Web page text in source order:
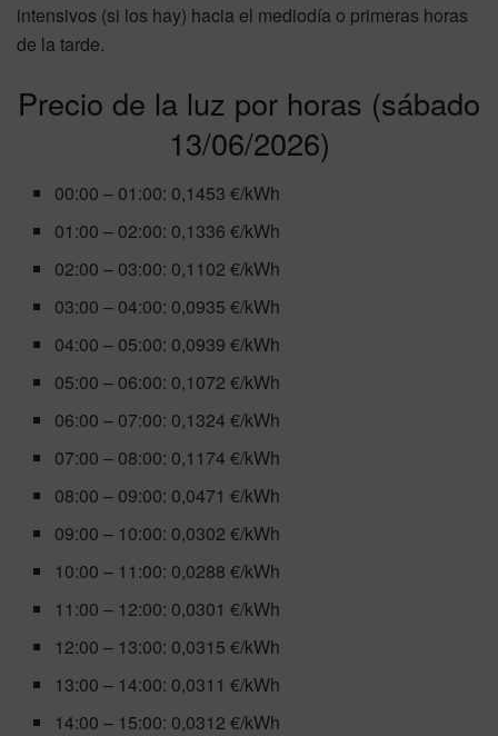
intensivos (si los hay) hacia el mediodía o primeras horas
de la tarde.
Precio de la luz por horas (sábado
13/06/2026)
00:00 – 01:00: 0,1453 €/kWh
01:00 – 02:00: 0,1336 €/kWh
02:00 – 03:00: 0,1102 €/kWh
03:00 – 04:00: 0,0935 €/kWh
04:00 – 05:00: 0,0939 €/kWh
05:00 – 06:00: 0,1072 €/kWh
06:00 – 07:00: 0,1324 €/kWh
07:00 – 08:00: 0,1174 €/kWh
08:00 – 09:00: 0,0471 €/kWh
09:00 – 10:00: 0,0302 €/kWh
10:00 – 11:00: 0,0288 €/kWh
11:00 – 12:00: 0,0301 €/kWh
12:00 – 13:00: 0,0315 €/kWh
13:00 – 14:00: 0,0311 €/kWh
14:00 – 15:00: 0,0312 €/kWh